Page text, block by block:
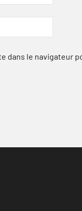
dans le navigateur